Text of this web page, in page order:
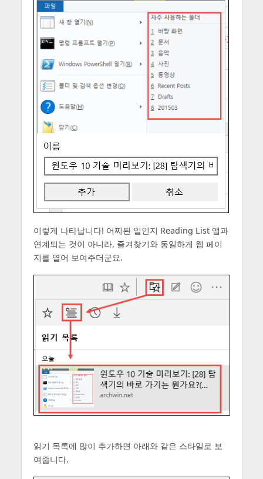
이렇게 나타납니다! 어찌된 일인지 Reading List 앱과
연계되는 것이 아니라, 즐겨찾기와 동일하게 웹 페이
지를 열어 보여주더군요.
읽기 목록에 많이 추가하면 아래와 같은 스타일로 보
여줍니다.